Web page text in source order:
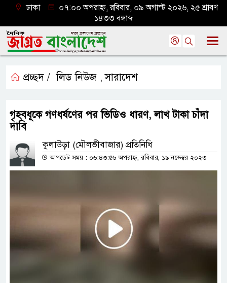
ঢাকা
০৭:০০ অপরাহ্ন, রবিবার, ০৯ অগাস্ট ২০২৬, ২৫ শ্রাবণ
১৪৩৩ বঙ্গাব্দ
প্রচ্ছদ / লিড নিউজ ,সারাদেশ
গৃহবধূকে গণধর্ষণের পর ভিডিও ধারণ, লাখ টাকা চাঁদা
দাবি
কুলাউড়া (মৌলভীবাজার) প্রতিনিধি
আপডেট সময় : ০৬:৪৩:৫৬ অপরাহ্ন, রবিবার, ১৯ নভেম্বর ২০২৩